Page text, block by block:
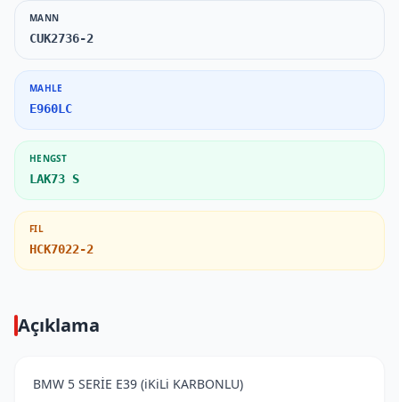
MANN
CUK2736-2
MAHLE
E960LC
HENGST
LAK73 S
FIL
HCK7022-2
Açıklama
BMW 5 SERİE E39 (iKiLi KARBONLU)